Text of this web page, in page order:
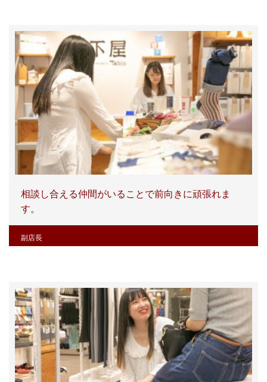
相談し合える仲間がいることで前向きに頑張れま
す。
副店長